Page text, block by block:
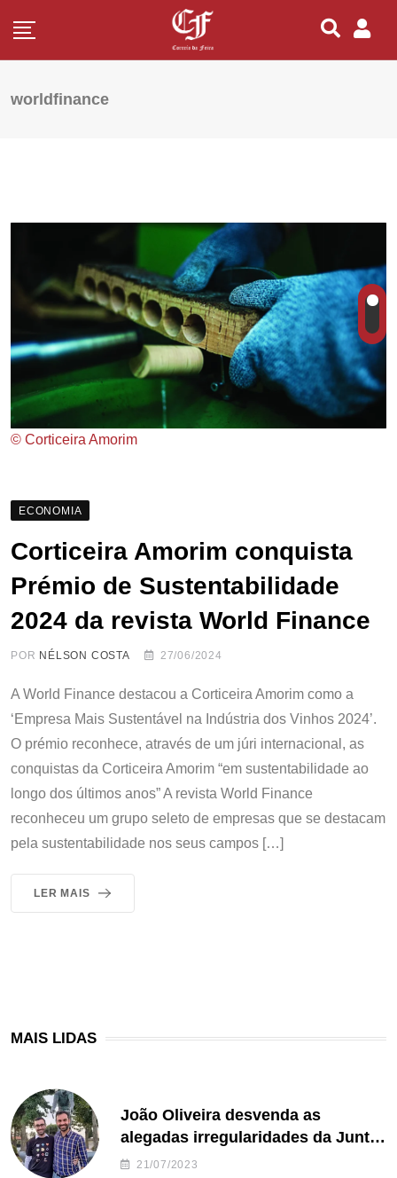
worldfinance
© Corticeira Amorim
ECONOMIA
Corticeira Amorim conquista
Prémio de Sustentabilidade
2024 da revista World Finance
POR NÉLSON COSTA 27/06/2024
A World Finance destacou a Corticeira Amorim como a
‘Empresa Mais Sustentável na Indústria dos Vinhos 2024’.
O prémio reconhece, através de um júri internacional, as
conquistas da Corticeira Amorim “em sustentabilidade ao
longo dos últimos anos” A revista World Finance
reconheceu um grupo seleto de empresas que se destacam
pela sustentabilidade nos seus campos […]
LER MAIS
MAIS LIDAS
João Oliveira desvenda as
alegadas irregularidades da Junta
de Freguesia S. João de Ver
21/07/2023